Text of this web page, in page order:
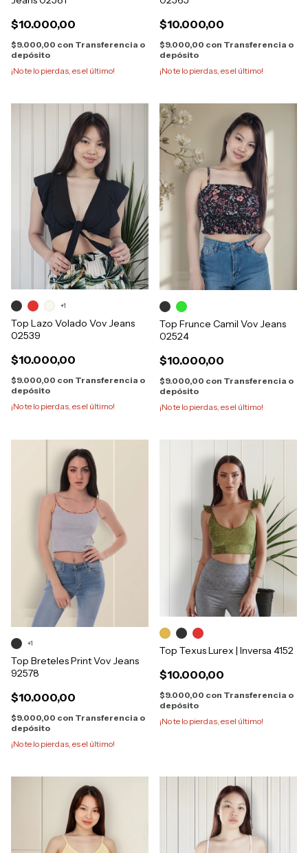
$10.000,00
$9.000,00 con Transferencia o
depósito
¡No te lo pierdas, es el último!
$10.000,00
$9.000,00 con Transferencia o
depósito
¡No te lo pierdas, es el último!
Top Lazo Volado Vov Jeans
02539
$10.000,00
$9.000,00 con Transferencia o
depósito
¡No te lo pierdas, es el último!
+1
Top Frunce Camil Vov Jeans
02524
$10.000,00
$9.000,00 con Transferencia o
depósito
¡No te lo pierdas, es el último!
Top Breteles Print Vov Jeans
92578
$10.000,00
$9.000,00 con Transferencia o
depósito
¡No te lo pierdas, es el último!
+1
Top Texus Lurex | Inversa 4152
$10.000,00
$9.000,00 con Transferencia o
depósito
¡No te lo pierdas, es el último!